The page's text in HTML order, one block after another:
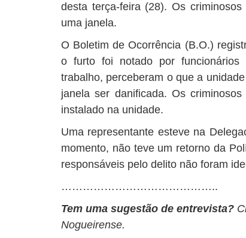
desta terça-feira (28). Os
uma janela.
O Boletim de Ocorrência (B.O.)
o furto foi notado por
trabalho, perceberam o que a
janela ser danificada. Os
instalado na unidade.
Uma representante esteve na
momento, não teve um retorno da
responsáveis pelo delito não foram
……………………………………..
Tem uma sugestão de entrevista?
Nogueirense.